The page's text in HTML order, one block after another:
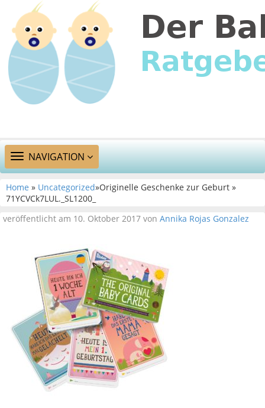
TOGGLE
NAVIGATION
NAVIGATION
Home » Uncategorized»Originelle Geschenke zur Geburt »
71YCVCk7LUL._SL1200_
veröffentlicht am 10. Oktober 2017 von Annika Rojas Gonzalez